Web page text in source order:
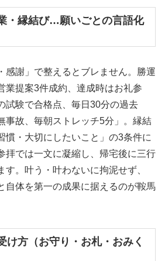
・縁結び…願いごとの言語化
感謝」で整えるとブレません。勝運
業提案3件成約、達成時はお礼参
試験で合格点、毎日30分の過去
事故、毎朝ストレッチ5分」。縁結
慣・大切にしたいこと」の3条件に
拝では一文に凝縮し、帰宅後に三行
す。叶う・叶わないに拘泥せず、
自体を第一の成果に据えるのが鞍馬
け方（お守り・お札・おみく